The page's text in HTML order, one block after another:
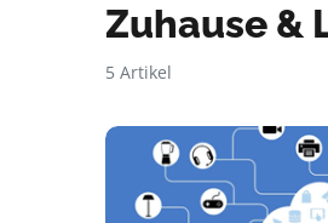
Zuhause &
5 Artikel